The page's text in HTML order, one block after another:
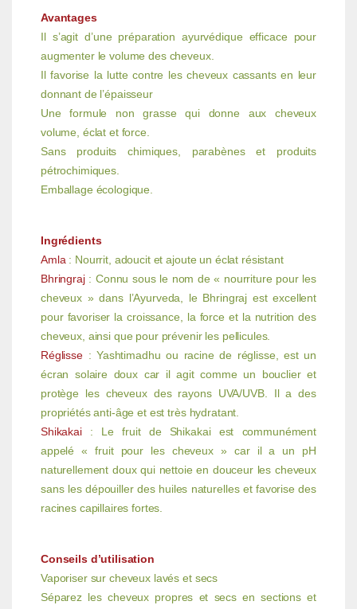
Avantages
Il s’agit d’une préparation ayurvédique efficace pour
augmenter le volume des cheveux.
Il favorise la lutte contre les cheveux cassants en leur
donnant de l’épaisseur
Une formule non grasse qui donne aux cheveux
volume, éclat et force.
Sans produits chimiques, parabènes et produits
pétrochimiques.
Emballage écologique.
Ingrédients
Amla: Nourrit, adoucit et ajoute un éclat résistant
Bhringraj: Connu sous le nom de « nourriture pour les
cheveux » dans l’Ayurveda, le Bhringraj est excellent
pour favoriser la croissance, la force et la nutrition des
cheveux, ainsi que pour prévenir les pellicules.
Réglisse: Yashtimadhu ou racine de réglisse, est un
écran solaire doux car il agit comme un bouclier et
protège les cheveux des rayons UVA/UVB. Il a des
propriétés anti-âge et est très hydratant.
Shikakai: Le fruit de Shikakai est communément
appelé « fruit pour les cheveux » car il a un pH
naturellement doux qui nettoie en douceur les cheveux
sans les dépouiller des huiles naturelles et favorise des
racines capillaires fortes.
Conseils d’utilisation
Vaporiser sur cheveux lavés et secs
Séparez les cheveux propres et secs en sections et